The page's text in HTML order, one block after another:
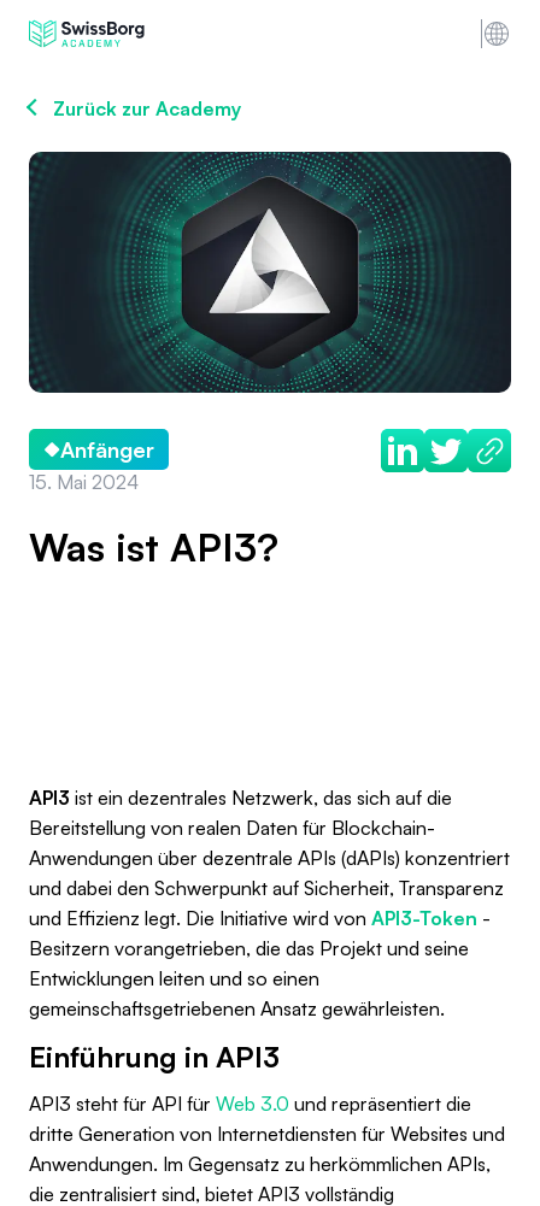
Zurück zur Academy
Anfänger
15. Mai 2024
Was ist API3?
API3 ist ein dezentrales Netzwerk, das sich auf die
Bereitstellung von realen Daten für Blockchain-
Anwendungen über dezentrale APIs (dAPIs) konzentriert
und dabei den Schwerpunkt auf Sicherheit, Transparenz
und Effizienz legt. Die Initiative wird von API3-Token -
Besitzern vorangetrieben, die das Projekt und seine
Entwicklungen leiten und so einen
gemeinschaftsgetriebenen Ansatz gewährleisten.
Einführung in API3
API3 steht für API für Web 3.0 und repräsentiert die
dritte Generation von Internetdiensten für Websites und
Anwendungen. Im Gegensatz zu herkömmlichen APIs,
die zentralisiert sind, bietet API3 vollständig